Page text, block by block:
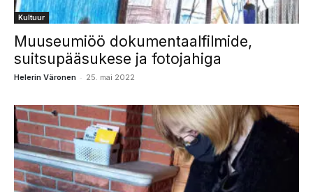
Kultuur
Muuseumiöö dokumentaalfilmide,
suitsupääsukese ja fotojahiga
Helerin Väronen - 25. mai 2022